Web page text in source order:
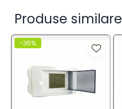
Produse similare
-35%